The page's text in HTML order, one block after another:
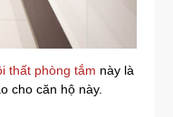
thất phòng tắm này là
cho căn hộ này.